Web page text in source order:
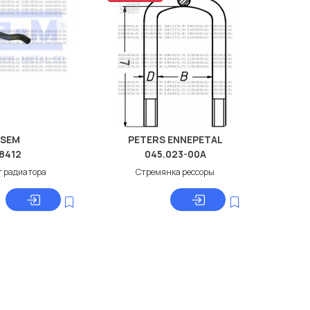
SEM
PETERS ENNEPETAL
045.023-00A
Стремянка рессоры